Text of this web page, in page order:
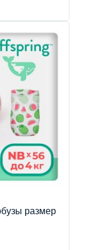
размер